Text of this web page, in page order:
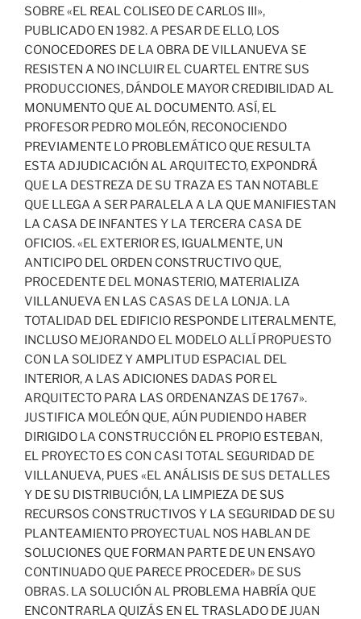
SOBRE «EL REAL COLISEO DE CARLOS III»,
PUBLICADO EN 1982. A PESAR DE ELLO, LOS
CONOCEDORES DE LA OBRA DE VILLANUEVA SE
RESISTEN A NO INCLUIR EL CUARTEL ENTRE SUS
PRODUCCIONES, DÁNDOLE MAYOR CREDIBILIDAD AL
MONUMENTO QUE AL DOCUMENTO. ASÍ, EL
PROFESOR PEDRO MOLEÓN, RECONOCIENDO
PREVIAMENTE LO PROBLEMÁTICO QUE RESULTA
ESTA ADJUDICACIÓN AL ARQUITECTO, EXPONDRÁ
QUE LA DESTREZA DE SU TRAZA ES TAN NOTABLE
QUE LLEGA A SER PARALELA A LA QUE MANIFIESTAN
LA CASA DE INFANTES Y LA TERCERA CASA DE
OFICIOS. «EL EXTERIOR ES, IGUALMENTE, UN
ANTICIPO DEL ORDEN CONSTRUCTIVO QUE,
PROCEDENTE DEL MONASTERIO, MATERIALIZA
VILLANUEVA EN LAS CASAS DE LA LONJA. LA
TOTALIDAD DEL EDIFICIO RESPONDE LITERALMENTE,
INCLUSO MEJORANDO EL MODELO ALLÍ PROPUESTO
CON LA SOLIDEZ Y AMPLITUD ESPACIAL DEL
INTERIOR, A LAS ADICIONES DADAS POR EL
ARQUITECTO PARA LAS ORDENANZAS DE 1767».
JUSTIFICA MOLEÓN QUE, AÚN PUDIENDO HABER
DIRIGIDO LA CONSTRUCCIÓN EL PROPIO ESTEBAN,
EL PROYECTO ES CON CASI TOTAL SEGURIDAD DE
VILLANUEVA, PUES «EL ANÁLISIS DE SUS DETALLES
Y DE SU DISTRIBUCIÓN, LA LIMPIEZA DE SUS
RECURSOS CONSTRUCTIVOS Y LA SEGURIDAD DE SU
PLANTEAMIENTO PROYECTUAL NOS HABLAN DE
SOLUCIONES QUE FORMAN PARTE DE UN ENSAYO
CONTINUADO QUE PARECE PROCEDER» DE SUS
OBRAS. LA SOLUCIÓN AL PROBLEMA HABRÍA QUE
ENCONTRARLA QUIZÁS EN EL TRASLADO DE JUAN